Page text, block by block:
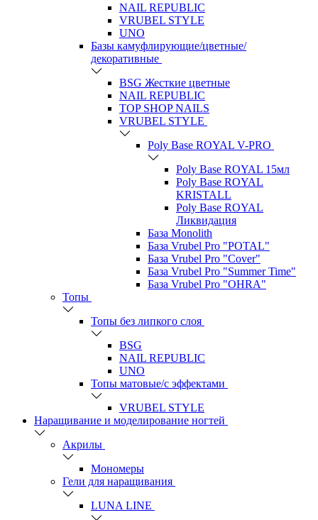
NAIL REPUBLIC
VRUBEL STYLE
UNO
Базы камуфлирующие/цветные/
декоративные
BSG Жесткие цветные
NAIL REPUBLIC
TOP SHOP NAILS
VRUBEL STYLE
Poly Base ROYAL V-PRO
Poly Base ROYAL 15мл
Poly Base ROYAL
KRISTALL
Poly Base ROYAL
Ликвидация
База Monolith
База Vrubel Pro "POTAL"
База Vrubel Pro "Сover"
База Vrubel Pro "Summer Time"
База Vrubel Pro "OHRA"
Топы
Топы без липкого слоя
BSG
NAIL REPUBLIC
UNO
Топы матовые/с эффектами
VRUBEL STYLE
Наращивание и моделирование ногтей
Акрилы
Мономеры
Гели для наращивания
LUNA LINE